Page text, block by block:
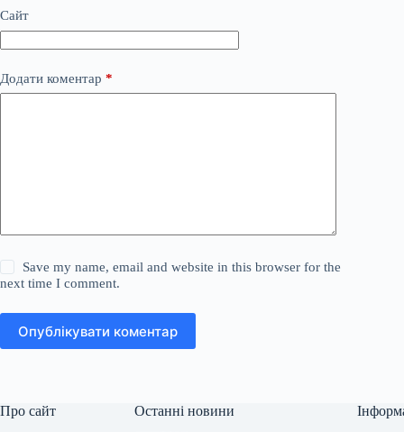
Сайт
Додати коментар *
Save my name, email and website in this browser for the
next time I comment.
Опублікувати коментар
Про сайт Останні новини